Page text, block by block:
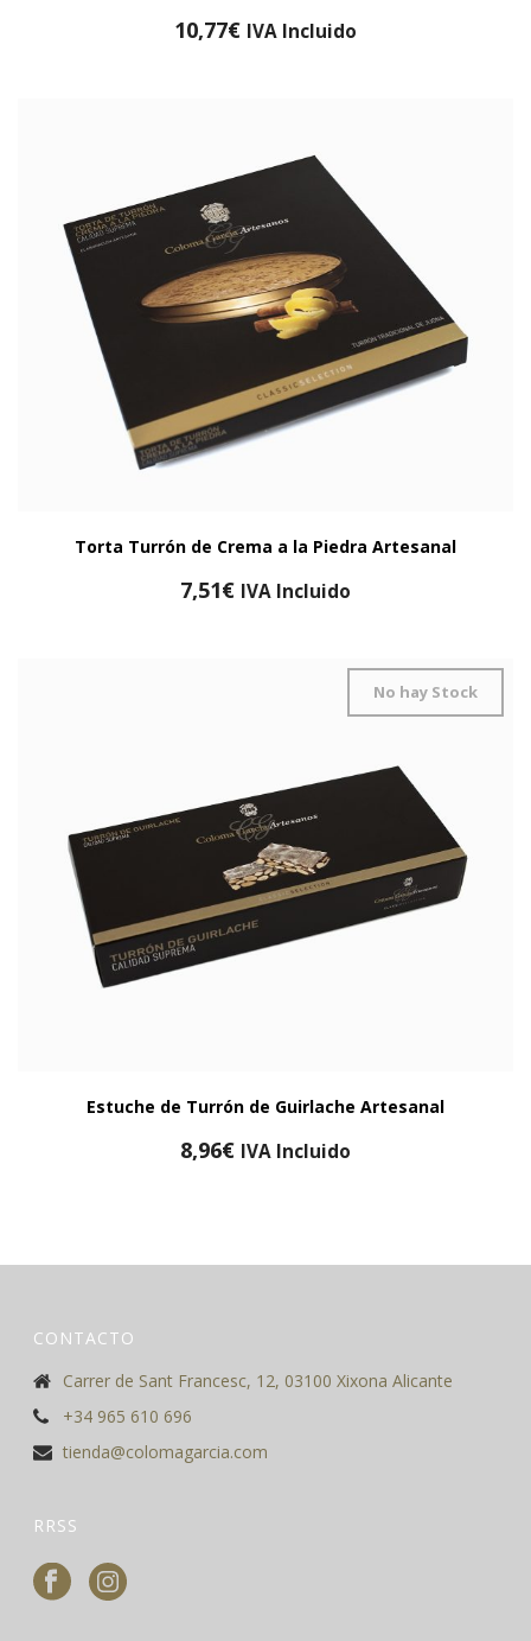
10,77€ IVA Incluido
Torta Turrón de Crema a la Piedra Artesanal
7,51€ IVA Incluido
Estuche de Turrón de Guirlache Artesanal
No hay Stock
8,96€ IVA Incluido
CONTACTO
Carrer de Sant Francesc, 12, 03100 Xixona Alicante
+34 965 610 696
tienda@colomagarcia.com
RRSS